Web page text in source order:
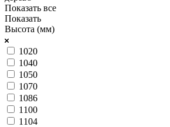
Показать все
Показать
Высота (мм)
1020
1040
1050
1070
1086
1100
1104